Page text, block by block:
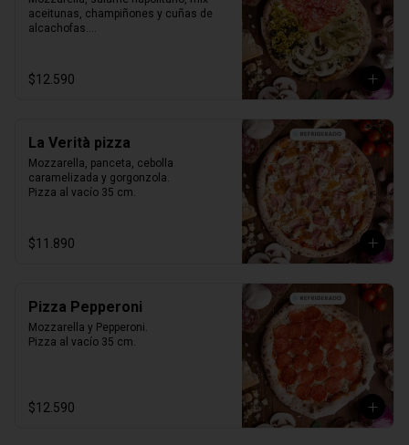
aceitunas, champiñones y cuñas de
alcachofas.
$12.590
La Verità pizza
Mozzarella, panceta, cebolla
caramelizada y gorgonzola.
Pizza al vacío 35 cm.
$11.890
Pizza Pepperoni
Mozzarella y Pepperoni.
Pizza al vacío 35 cm.
$12.590